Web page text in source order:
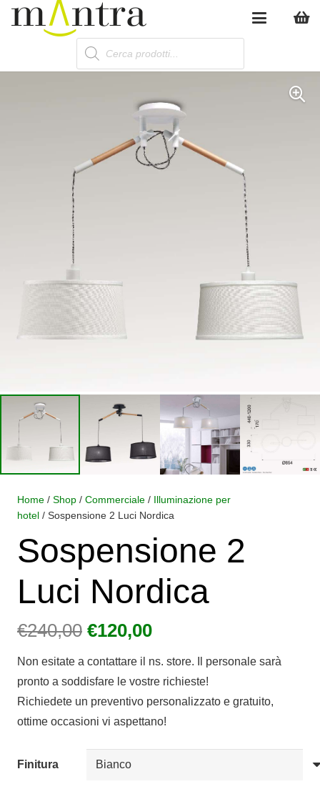
Products
search
Home / Shop / Commerciale / Illuminazione per
hotel / Sospensione 2 Luci Nordica
Sospensione 2
Luci Nordica
€240,00 Il
originale
era:
€240,00.
€120,00Il
attuale
è:
€120,00.
Non esitate a contattare il ns. store. Il personale sarà
pronto a soddisfare le vostre richieste!
Richiedete un preventivo personalizzato e gratuito,
ottime occasioni vi aspettano!
Finitura